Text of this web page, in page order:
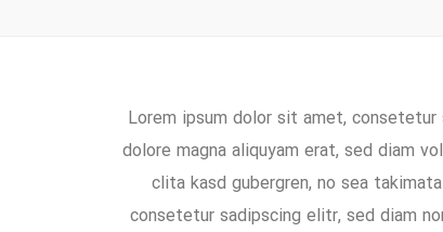
Lorem ipsum dolor sit amet,
dolore magna aliquyam erat, sed diam
clita kasd gubergren, no sea
consetetur sadipscing elitr, sed diam